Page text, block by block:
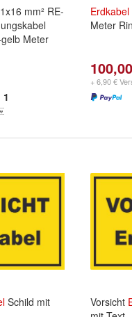
mm² RE-
Meter
1
Erdkabel
Meter
+ 6,90 €
Schild mit
Vorsicht